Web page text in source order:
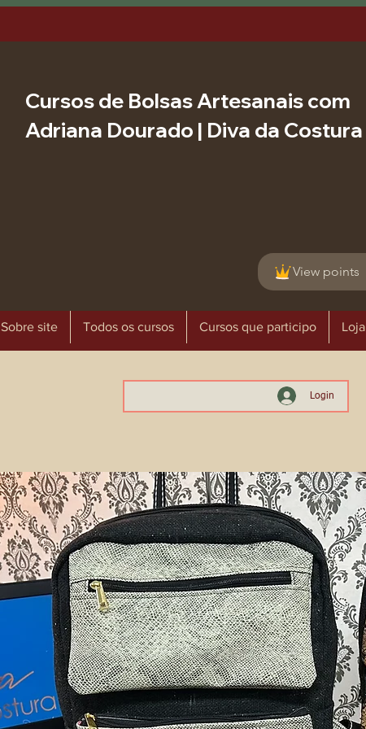
Cursos de Bolsas Artesanais com
Adriana Dourado | Diva da Costura
View points
Sobre site Todos os cursos Cursos que participo Loja
Login